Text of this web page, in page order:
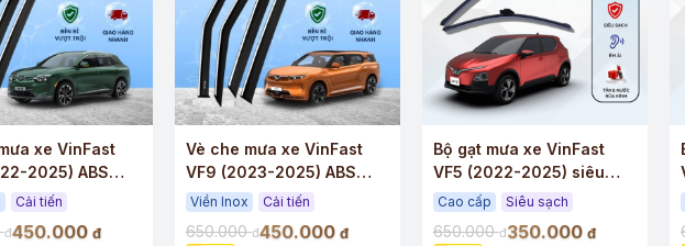
xe VinFast
2025) ABS
Inox
Cải tiến
đ450.000 đ
Vè che mưa xe VinFast
VF9 (2023-2025) ABS
cao cấp viền Inox
Viền Inox Cải tiến
650.000đ450.000 đ
Bộ gạt mưa xe VinFast
VF5 (2022-2025) siêu
sạch siêu êm
Cao cấp Siêu sạch
650.000đ350.000 đ